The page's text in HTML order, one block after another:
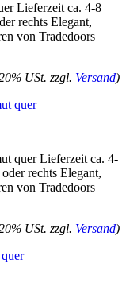
Lieferzeit ca. 4-8
rechts Elegant,
von Tradedoors
USt. zzgl. Versand)
quer
quer Lieferzeit ca. 4-
rechts Elegant,
von Tradedoors
USt. zzgl. Versand)